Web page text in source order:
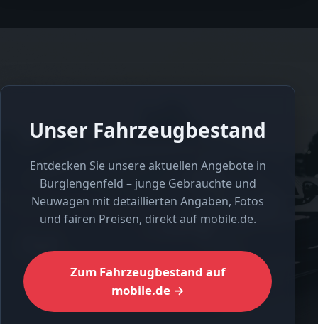
Unser Fahrzeugbestand
Entdecken Sie unsere aktuellen Angebote in
Burglengenfeld – junge Gebrauchte und
Neuwagen mit detaillierten Angaben, Fotos
und fairen Preisen, direkt auf mobile.de.
Zum Fahrzeugbestand auf
mobile.de →